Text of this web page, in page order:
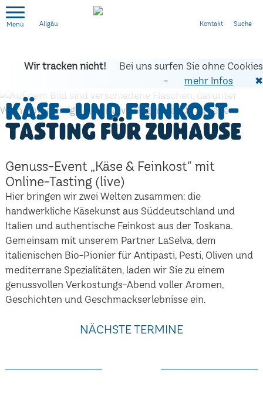
Allgäu
Wir tracken nicht!
Bei uns surfen Sie ohne Cookies
-
mehr Infos ✖
Käse- und Feinkost-
Tasting für zuhause
Genuss-Event „Käse & Feinkost“ mit
Online-Tasting (live)
Hier bringen wir zwei Welten zusammen: die
handwerkliche Käsekunst aus Süddeutschland und
Italien und authentische Feinkost aus der Toskana.
Gemeinsam mit unserem Partner LaSelva, dem
italienischen Bio-Pionier für Antipasti, Pesti, Oliven und
mediterrane Spezialitäten, laden wir Sie zu einem
genussvollen Verkostungs-Abend voller Aromen,
Geschichten und Geschmackserlebnisse ein.
NÄCHSTE TERMINE